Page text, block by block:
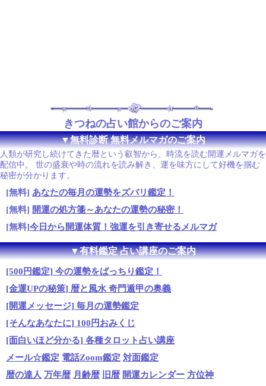
きつねの占い館からのご案内
▼無料診断 無料メルマガのご案内
人類が研究し続けてきた暦という叡智から、時流を読む開運メルマガを
配信中。 世の盛衰や時の流れを読み解き、運を味方にして好機を掴む
秘密が分かります。
[無料] あなたの毎月の運勢をズバリ鑑定！
[無料] 開運の処方箋～あなたの運勢の秘密！
[無料]今日から開運体質！強運を引き寄せるメルマガ
▼有料鑑定 占い講座のご案内
[500円鑑定] 今の運勢をばっちり鑑定！
[金運UPの秘策] 暦と風水 奇門遁甲の奥義
[開運メッセージ] 毎月の運勢鑑定
[そんなあなたに] 100円おみくじ
[面白いほど分かる] 各種タロット占い講座
メール☆鑑定 電話Zoom鑑定 対面鑑定
暦の達人 万年暦 月齢暦 旧暦 開運カレンダー 方位神